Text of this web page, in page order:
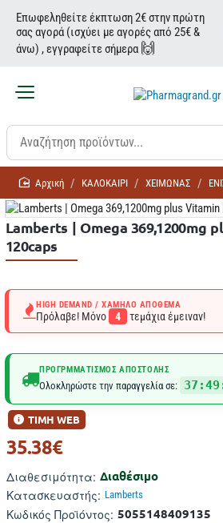
Επωφεληθείτε έκπτωση 2€ στην πρώτη
σας αγορά (ισχύει με αγορές από 25€ &
άνω) , εγγραφείτε σήμερα 🙌
homeΚΑΛΟΚΑΙΡΙ ΧΕΙΜΩΝΑΣ
Lamberts | Omega 369,1200mg
120caps
HIGH DEMAND / ΧΑΜΗΛΌ ΑΠΌΘΕΜΑ
Πρόλαβε! Μόνο 4 τεμάχια έμειναν!
ΠΡΟΓΡΜΜΑΤΙΣΜΌΣ ΑΠΟΣΤΟΛΉΣ
Ολοκληρώστε την παραγγελία σε:
Διαθεσιμότητα: Διαθέσιμο
Κατασκευαστής: Lamberts
Κωδικός Προϊόντος: 5055148409135
ΤΙΜΗ WEB
35.38€